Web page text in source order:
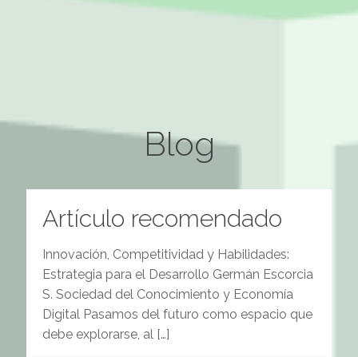
Blog
Artículo recomendado
Innovación, Competitividad y Habilidades:
Estrategia para el Desarrollo Germán Escorcia
S. Sociedad del Conocimiento y Economía
Digital Pasamos del futuro como espacio que
debe explorarse, al […]